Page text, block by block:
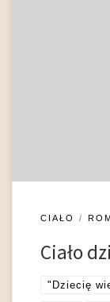
CIAŁO
Ciało
"Dziecię